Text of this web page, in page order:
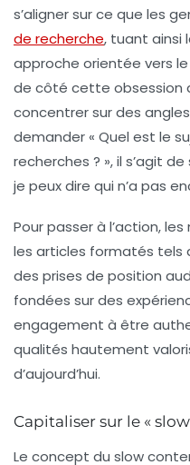
s’aligner sur ce que les
de recherche, tuant ainsi
approche orientée vers le
de côté cette obsession
concentrer sur des
demander « Quel est le
recherches ? », il s’agit
je peux dire qui n’a pas
Pour passer à l’action,
les articles formatés tels
des prises de position
fondées sur des
engagement à être
qualités hautement
d’aujourd’hui.
Capitaliser sur le «
Le concept du slow